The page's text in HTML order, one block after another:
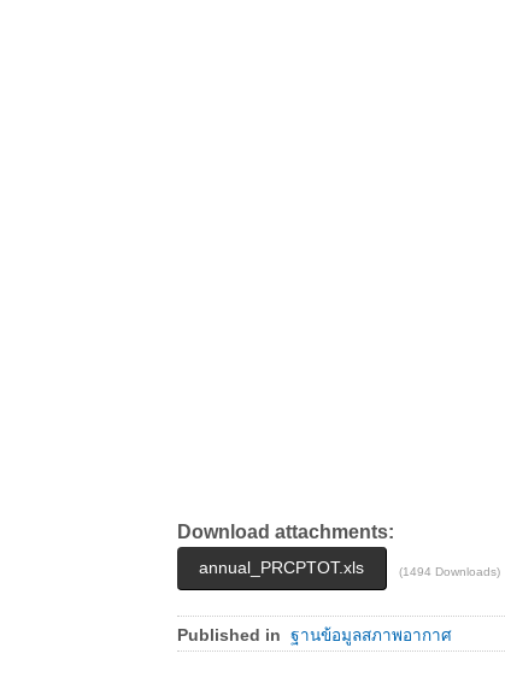
Download attachments:
annual_PRCPTOT.xls (1494 Downloads)
Published in ฐานข้อมูลสภาพอากาศ